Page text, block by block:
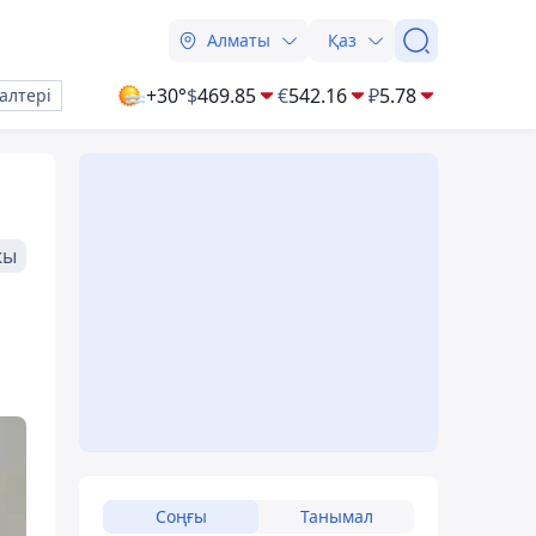
Алматы Қаз
+30°$469.85 €542.16 ₽5.78
Соңғы Танымал